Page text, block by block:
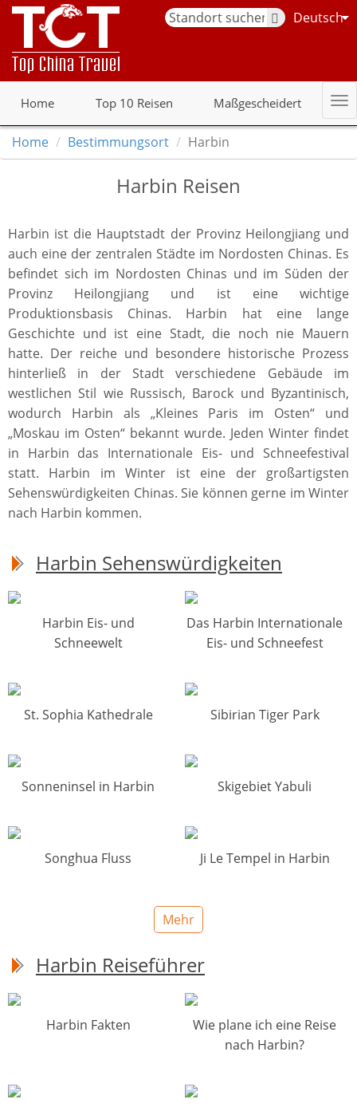
Deutsch
Home Top 10 Reisen Maßgescheidert
Home Bestimmungsort Harbin
Harbin Reisen
Harbin ist die Hauptstadt der Provinz Heilongjiang und
auch eine der zentralen Städte im Nordosten Chinas. Es
befindet sich im Nordosten Chinas und im Süden der
Provinz Heilongjiang und ist eine wichtige
Produktionsbasis Chinas. Harbin hat eine lange
Geschichte und ist eine Stadt, die noch nie Mauern
hatte. Der reiche und besondere historische Prozess
hinterließ in der Stadt verschiedene Gebäude im
westlichen Stil wie Russisch, Barock und Byzantinisch,
wodurch Harbin als „Kleines Paris im Osten“ und
„Moskau im Osten“ bekannt wurde. Jeden Winter findet
in Harbin das Internationale Eis- und Schneefestival
statt. Harbin im Winter ist eine der großartigsten
Sehenswürdigkeiten Chinas. Sie können gerne im Winter
nach Harbin kommen.
Harbin Sehenswürdigkeiten
Harbin Eis- und
Schneewelt
Das Harbin Internationale
Eis- und Schneefest
St. Sophia Kathedrale Sibirian Tiger Park
Sonneninsel in Harbin Skigebiet Yabuli
Songhua Fluss Ji Le Tempel in Harbin
Mehr
Harbin Reiseführer
Harbin Fakten
Wie plane ich eine Reise
nach Harbin?